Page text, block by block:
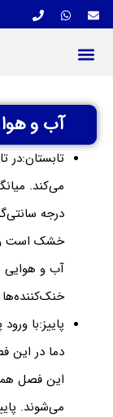
آب و هوا
تابستان:در
درجه
خشک است و
آب و هوایی
خنک‌کننده‌ها
پاییز:با
این فصل
می‌شوند.